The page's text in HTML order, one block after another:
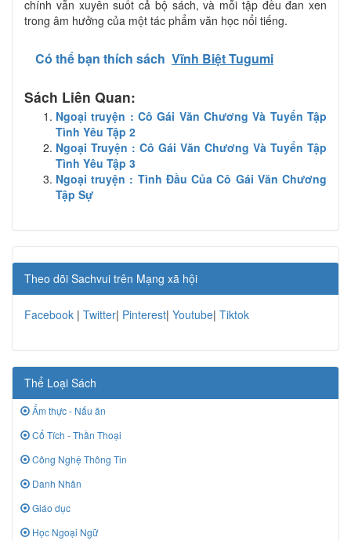
chính vẫn xuyên suốt cả bộ sách, và mỗi tập đều đan xen
trong âm hưởng của một tác phẩm văn học nổi tiếng.
Có thể bạn thích sách Vĩnh Biệt Tugumi
Sách Liên Quan:
Ngoại truyện : Cô Gái Văn Chương Và Tuyển Tập
Tình Yêu Tập 2
Ngoại Truyện : Cô Gái Văn Chương Và Tuyển Tập
Tình Yêu Tập 3
Ngoại truyện : Tình Đầu Của Cô Gái Văn Chương
Tập Sự
Theo dõi Sachvui trên Mạng xã hội
Facebook | Twitter| Pinterest| Youtube| Tiktok
Thể Loại Sách
Ẩm thực - Nấu ăn
Cổ Tích - Thần Thoại
Công Nghệ Thông Tin
Danh Nhân
Giáo dục
Học Ngoại Ngữ